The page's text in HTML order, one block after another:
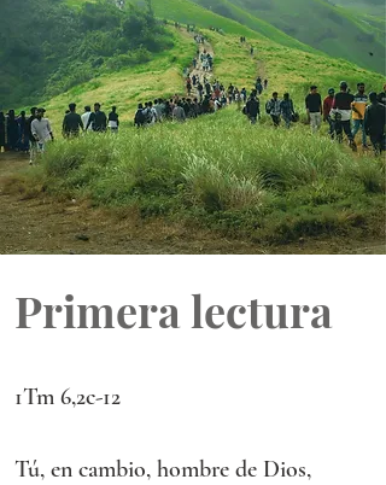
Primera lectura
1Tm 6,2c-12
Tú, en cambio, hombre de Dios,